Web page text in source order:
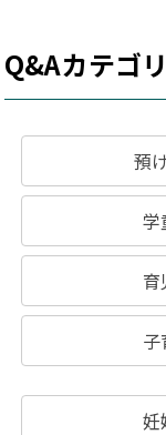
Q&Aカテゴ
預
学
妊